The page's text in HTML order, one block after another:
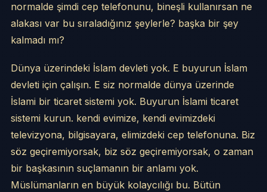
normalde şimdi cep telefonunu, bineşli kullanırsan ne
alakası var bu sıraladığınız şeylerle? başka bir şey
kalmadı mı?
Dünya üzerindeki İslam devleti yok. E buyurun İslam
devleti için çalışın. E siz normalde dünya üzerinde
İslami bir ticaret sistemi yok. Buyurun İslami ticaret
sistemi kurun. kendi evimize, kendi evimizdeki
televizyona, bilgisayara, elimizdeki cep telefonuna. Biz
söz geçiremiyorsak, biz söz geçiremiyorsak, o zaman
bir başkasının suçlamanın bir anlamı yok.
Müslümanların en büyük kolaycılığı bu. Bütün